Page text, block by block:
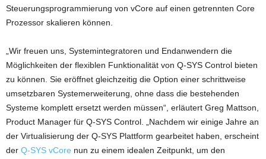
Steuerungsprogrammierung von vCore auf einen getrennten Core
Prozessor skalieren können.
„Wir freuen uns, Systemintegratoren und Endanwendern die
Möglichkeiten der flexiblen Funktionalität von Q-SYS Control bieten
zu können. Sie eröffnet gleichzeitig die Option einer schrittweise
umsetzbaren Systemerweiterung, ohne dass die bestehenden
Systeme komplett ersetzt werden müssen“, erläutert Greg Mattson,
Product Manager für Q-SYS Control. „Nachdem wir einige Jahre an
der Virtualisierung der Q-SYS Plattform gearbeitet haben, erscheint
der Q-SYS vCore nun zu einem idealen Zeitpunkt, um den